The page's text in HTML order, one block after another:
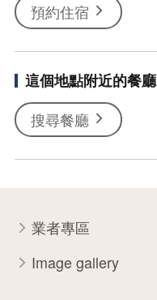
預約住宿
這個地點附近的餐廳
搜尋餐廳
業者專區
Image gallery